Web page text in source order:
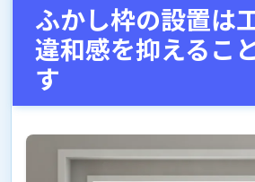
ふかし枠の設置は
違和感を抑えるこ
す